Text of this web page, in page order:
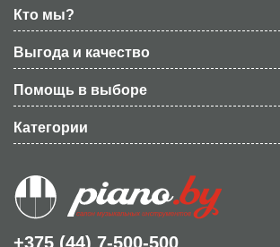
Кто мы?
Выгода и качество
Помощь в выборе
Категории
+375 (44) 7-500-500